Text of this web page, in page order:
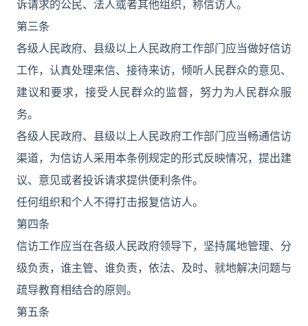
诉请求的公民、法人或者其他组织，称信访人。
第三条
各级人民政府、县级以上人民政府工作部门应当做好信访
工作，认真处理来信、接待来访，倾听人民群众的意见、
建议和要求，接受人民群众的监督，努力为人民群众服
务。
各级人民政府、县级以上人民政府工作部门应当畅通信访
渠道，为信访人采用本条例规定的形式反映情况，提出建
议、意见或者投诉请求提供便利条件。
任何组织和个人不得打击报复信访人。
第四条
信访工作应当在各级人民政府领导下，坚持属地管理、分
级负责，谁主管、谁负责，依法、及时、就地解决问题与
疏导教育相结合的原则。
第五条